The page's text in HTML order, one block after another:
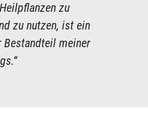
zu
zu nutzen, ist ein
Bestandteil meiner